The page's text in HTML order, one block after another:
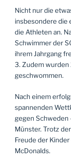
Nicht nur die
insbesondere die
die Athleten an.
Schwimmer der
ihrem Jahrgang
3. Zudem
geschwommen.
Nach einem
spannenden
gegen Schweden
Münster. Trotz
Freude der
McDonalds.